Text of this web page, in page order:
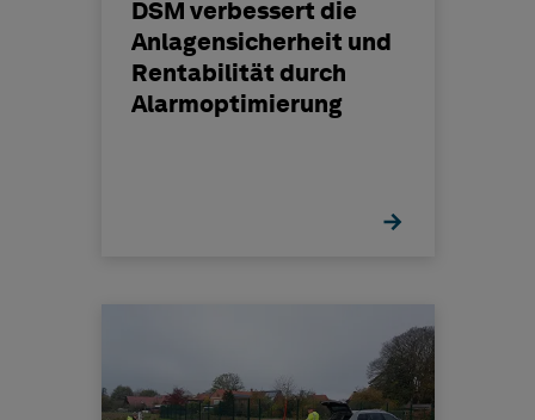
DSM verbessert die
Anlagensicherheit und
Rentabilität durch
Alarmoptimierung